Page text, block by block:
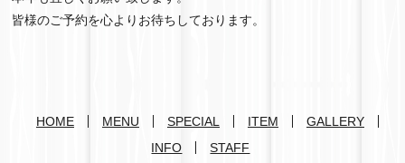
皆様のご予約を心よりお待ちしております。
HOME MENU SPECIAL ITEM
GALLERY
INFO
STAFF